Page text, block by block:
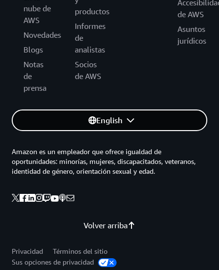
nube de
AWS
Novedades
Blogs
Notas
de
prensa
productos
Informes
de
analistas
Socios
de AWS
de AWS
Asuntos
jurídicos
English
Volver arriba
Amazon es un empleador que ofrece igualdad de
oportunidades: minorías, mujeres, discapacitados, veteranos,
identidad de género, orientación sexual y edad.
Privacidad
Términos del sitio
Sus opciones de privacidad